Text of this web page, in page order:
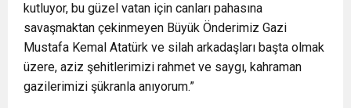
kutluyor, bu güzel vatan için canları pahasına
savaşmaktan çekinmeyen Büyük Önderimiz Gazi
Mustafa Kemal Atatürk ve silah arkadaşları başta olmak
üzere, aziz şehitlerimizi rahmet ve saygı, kahraman
gazilerimizi şükranla anıyorum.”